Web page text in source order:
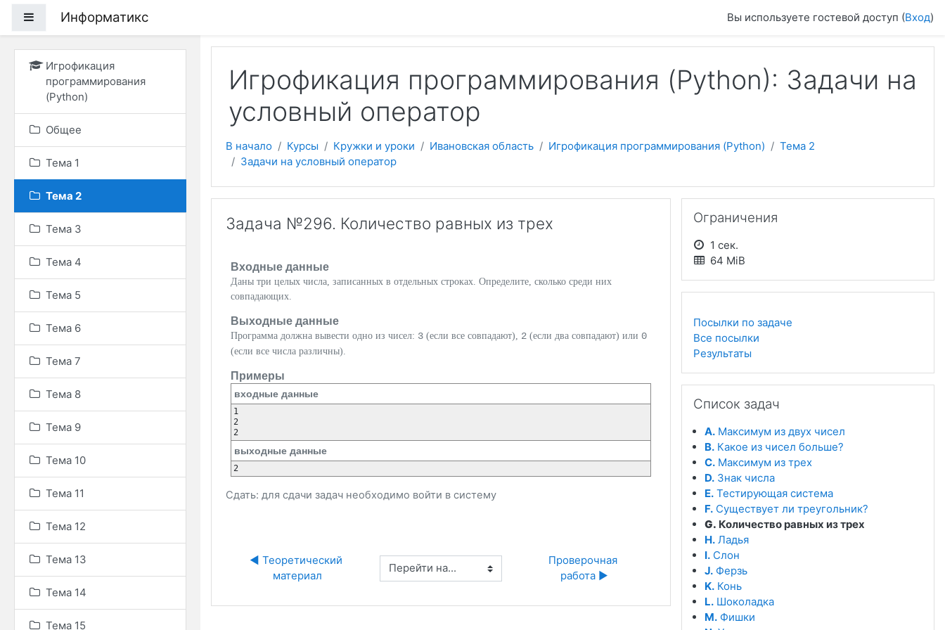
Боковая панель
Информатикс Вы используете гостевой доступ (Вход)
Игрофикация
программирования
(Python)
Общее
Тема 1
Тема 2
Тема 3
Тема 4
Тема 5
Тема 6
Тема 7
Тема 8
Тема 9
Тема 10
Тема 11
Тема 12
Тема 13
Тема 14
Тема 15
Игрофикация программирования (Python): Задачи на
условный оператор
В начало Курсы Кружки и уроки Ивановская область Игрофикация программирования (Python)
Тема 2
Задачи на условный оператор
Задача №296. Количество равных из трех
Входные данные
Даны три целых числа, записанных в отдельных строках. Определите, сколько среди них
совпадающих.
Выходные данные
Программа должна вывести одно из чисел: 3 (если все совпадают), 2 (если два совпадают) или 0
(если все числа различны).
Примеры
входные данные
1
2
выходные данные
Сдать: для сдачи задач необходимо войти в систему
◀︎ Теоретический
материал
Перейти на...
Проверочная
работа ▶︎
Ограничения
1 сек.
64 MiB
Посылки по задаче
Все посылки
Результаты
Список задач
A. Максимум из двух чисел
B. Какое из чисел больше?
C. Максимум из трех
D. Знак числа
E. Тестирующая система
F. Существует ли треугольник?
G. Количество равных из трех
H. Ладья
I. Слон
J. Ферзь
K. Конь
L. Шоколадка
M. Фишки